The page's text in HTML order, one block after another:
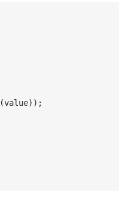
(value));